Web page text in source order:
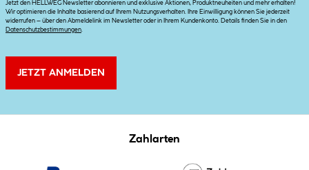
Jetzt den HELLWEG Newsletter abonnieren und exklusive Aktionen, Produktneuheiten und mehr erhalten!
Wir optimieren die Inhalte basierend auf Ihrem Nutzungsverhalten. Ihre Einwilligung können Sie jederzeit
widerrufen – über den Abmeldelink im Newsletter oder in Ihrem Kundenkonto. Details finden Sie in den
Datenschutzbestimmungen
JETZT ANMELDEN
Zahlarten